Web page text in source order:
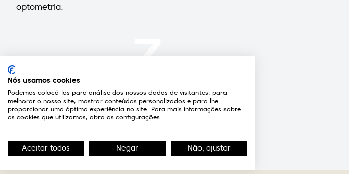
optometria.
devidamente acompanhado por uma
equipa de atendimento e optometria
de excelência.
3
Nós usamos cookies
Podemos colocá-los para análise dos nossos dados de visitantes, para
melhorar o nosso site, mostrar conteúdos personalizados e para lhe
proporcionar uma óptima experiência no site. Para mais informações sobre
os cookies que utilizamos, abra as configurações.
Aceitar todos Negar Não, ajustar